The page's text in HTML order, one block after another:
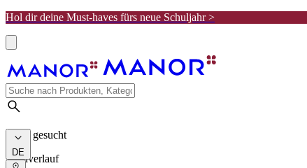
Hol dir deine Must-haves fürs neue Schuljahr >
Meist gesucht
Suchverlauf
DE